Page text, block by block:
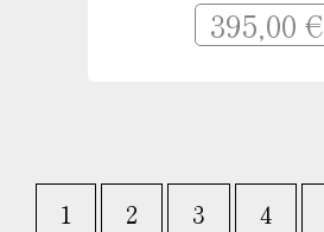
395,00 €
1 2 3 4